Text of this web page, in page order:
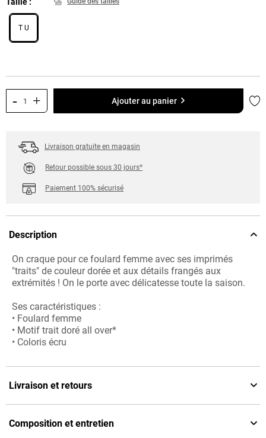
Taille
T U
- + Ajouter au panier
Livraison gratuite en magasin
Retour possible sous 30 jours*
Paiement 100% sécurisé
Description
On craque pour ce foulard femme avec ses imprimés
"traits" de couleur dorée et aux détails frangés aux
extrémités ! On le porte avec délicatesse toute la saison.
Ses caractéristiques :
• Foulard femme
• Motif trait doré all over*
• Coloris écru
Livraison et retours
Composition et entretien